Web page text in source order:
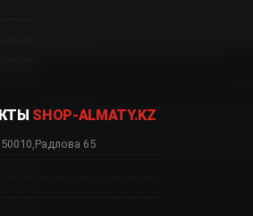
SHOP-ALMATY.KZ
Радлова 65